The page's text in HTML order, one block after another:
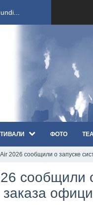
ко...
«Th...
«...
ФОТО
2026 сообщили о запуске
сообщили